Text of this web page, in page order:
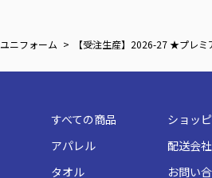
ユニフォーム 【受注生産】2026-27 ★プレミ
すべての商品
アパレル
タオル
ショッ
配送会
お問い